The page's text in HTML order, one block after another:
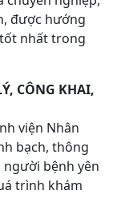
được hướng
nhất trong
CÔNG KHAI,
viện Nhân
bạch, thông
bệnh yên
trình khám